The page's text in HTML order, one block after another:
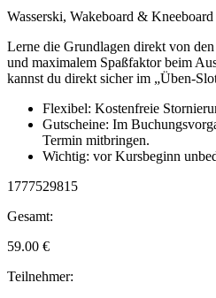
Wasserski, Wakeboard &
Lerne die Grundlagen direkt von
und maximalem Spaßfaktor beim
kannst du direkt sicher im „Üben-
Flexibel: Kostenfreie
Gutscheine: Im
Termin mitbringen.
Wichtig: vor Kursbeginn
1777529815
Gesamt:
59.00 €
Teilnehmer: